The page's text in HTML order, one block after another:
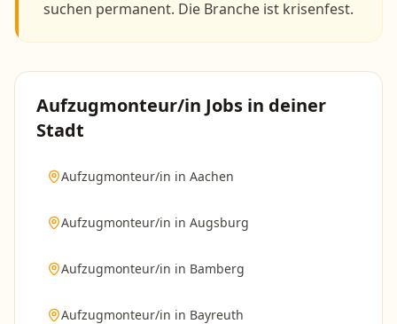
suchen permanent. Die Branche ist krisenfest.
Aufzugmonteur/in Jobs in deiner
Stadt
Aufzugmonteur/in in Aachen
Aufzugmonteur/in in Augsburg
Aufzugmonteur/in in Bamberg
Aufzugmonteur/in in Bayreuth